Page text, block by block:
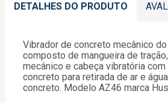
DETALHES DO PRODUTO
Vibrador de concreto mecânico
composto de mangueira de
mecânico e cabeça vibratória
concreto para retirada de ar e
concreto. Modelo AZ46 marca